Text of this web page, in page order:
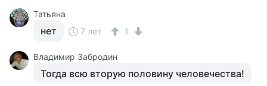
Татьяна
нет 7 лет 1
Владимир Забродин
Тогда всю вторую половину человечества!